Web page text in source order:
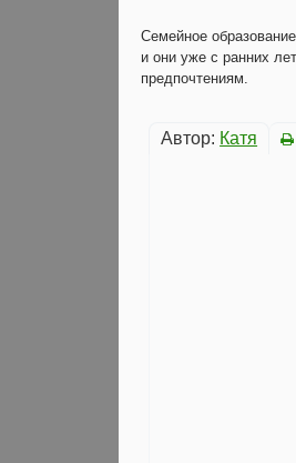
Семейное
и они уже с ранних
предпочтениям.
Автор: Катя